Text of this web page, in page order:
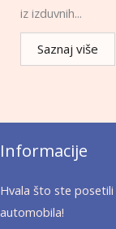
iz izduvnih...
Saznaj više
Informacije
Hvala što ste posetili
automobila!